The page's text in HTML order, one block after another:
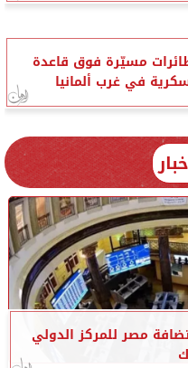
مسيّرة فوق قاعدة
في غرب ألمانيا
مصر للمركز الدولي